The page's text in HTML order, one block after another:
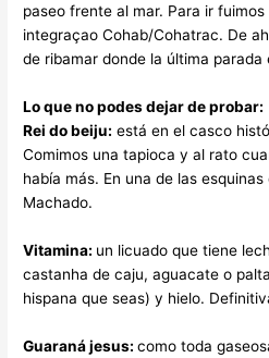
paseo frente al mar. Para ir
integraçao Cohab/Cohatrac. De
de ribamar donde la última
Lo que no podes dejar de probar:
Rei do beiju: está en el casco
Comimos una tapioca y al rato
había más. En una de las
Machado.
Vitamina: un licuado que tiene
castanha de caju, aguacate o
hispana que seas) y hielo.
Guaraná jesus:como toda